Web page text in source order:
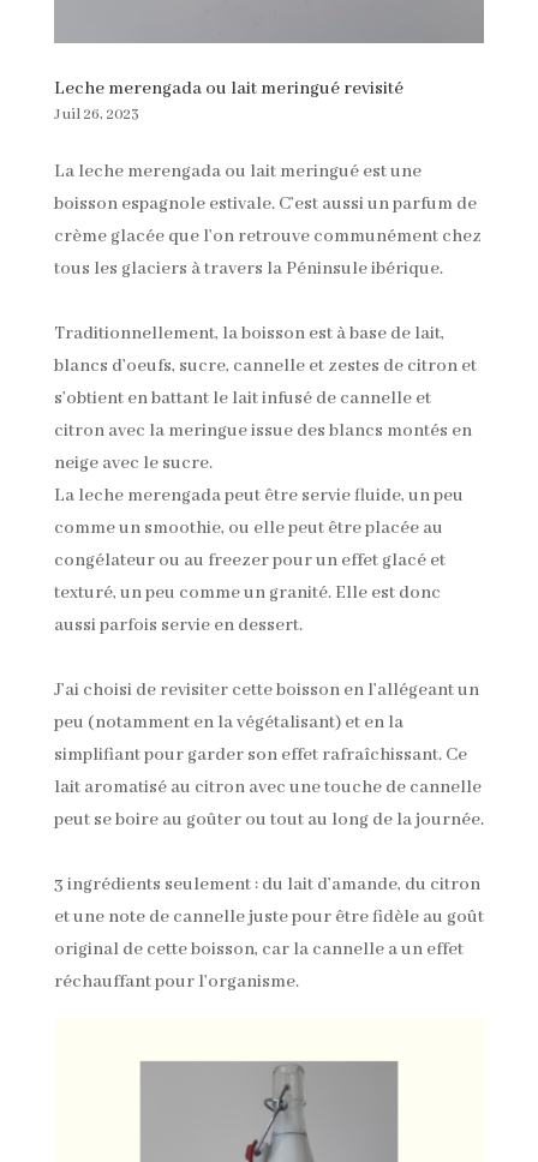
Leche merengada ou lait meringué revisité
Juil 26, 2023
La leche merengada ou lait meringué est une
boisson espagnole estivale. C’est aussi un parfum de
crème glacée que l’on retrouve communément chez
tous les glaciers à travers la Péninsule ibérique.
Traditionnellement, la boisson est à base de lait,
blancs d’oeufs, sucre, cannelle et zestes de citron et
s’obtient en battant le lait infusé de cannelle et
citron avec la meringue issue des blancs montés en
neige avec le sucre.
La leche merengada peut être servie fluide, un peu
comme un smoothie, ou elle peut être placée au
congélateur ou au freezer pour un effet glacé et
texturé, un peu comme un granité. Elle est donc
aussi parfois servie en dessert.
J’ai choisi de revisiter cette boisson en l’allégeant un
peu (notamment en la végétalisant) et en la
simplifiant pour garder son effet rafraîchissant. Ce
lait aromatisé au citron avec une touche de cannelle
peut se boire au goûter ou tout au long de la journée.
3 ingrédients seulement : du lait d’amande, du citron
et une note de cannelle juste pour être fidèle au goût
original de cette boisson, car la cannelle a un effet
réchauffant pour l’organisme.